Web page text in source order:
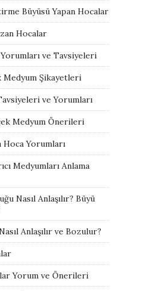
Büyüsü Yapan Hocalar
Hocalar
ve Tavsiyeleri
Medyum Şikayetleri
ve Yorumları
Medyum Önerileri
Yorumları
Medyumları Anlama
Nasıl Anlaşılır? Büyü
Anlaşılır ve Bozulur?
Yorum ve Önerileri